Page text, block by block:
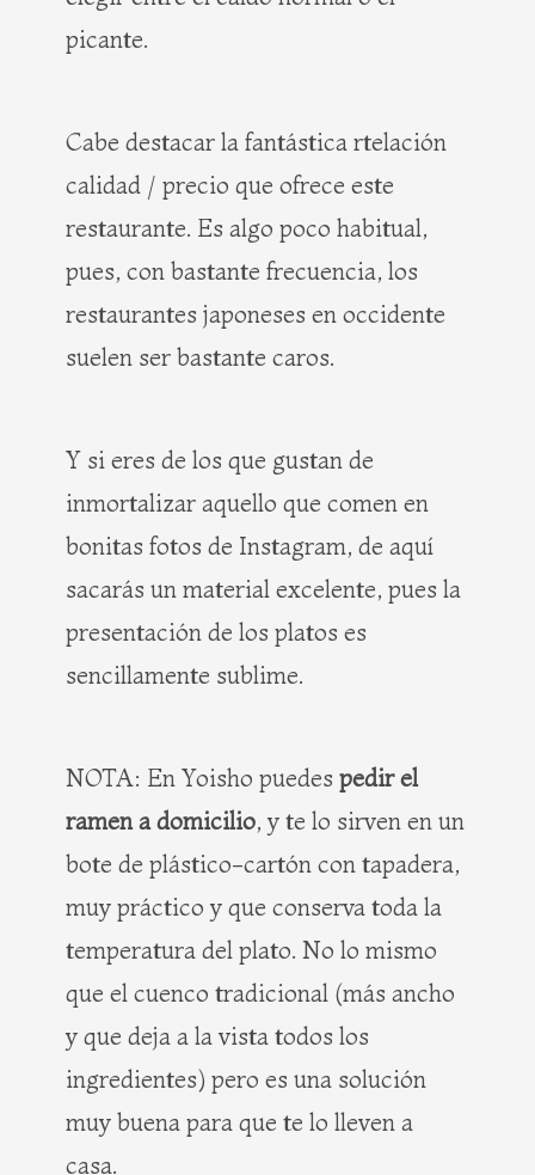
picante.
Cabe destacar la fantástica rtelación
calidad / precio que ofrece este
restaurante. Es algo poco habitual,
pues, con bastante frecuencia, los
restaurantes japoneses en occidente
suelen ser bastante caros.
Y si eres de los que gustan de
inmortalizar aquello que comen en
bonitas fotos de Instagram, de aquí
sacarás un material excelente, pues la
presentación de los platos es
sencillamente sublime.
NOTA: En Yoisho puedes pedir el
ramen a domicilio, y te lo sirven en un
bote de plástico-cartón con tapadera,
muy práctico y que conserva toda la
temperatura del plato. No lo mismo
que el cuenco tradicional (más ancho
y que deja a la vista todos los
ingredientes) pero es una solución
muy buena para que te lo lleven a
casa.